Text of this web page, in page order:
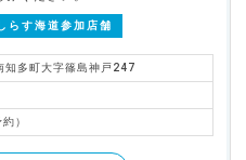
らす海道参加店舗
多町大字篠島神戸247
）